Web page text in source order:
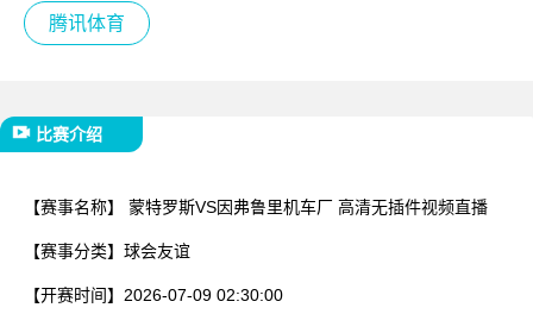
腾讯体育
比赛介绍
【赛事名称】 蒙特罗斯VS因弗鲁里机车厂 高清无插件视频直播
【赛事分类】 球会友谊
【开赛时间】 2026-07-09 02:30:00